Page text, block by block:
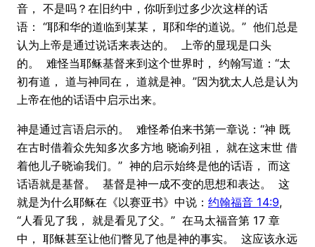
音， 不是吗？在旧约中，你听到过多少次这样的话
语： “耶和华的道临到某某， 耶和华的道说。” 他们总是
认为上帝是通过说话来表达的。 上帝的显现是口头
的。 难怪当耶稣基督来到这个世界时， 约翰写道：“太
初有道， 道与神同在， 道就是神。”因为犹太人总是认为
上帝在他的话语中启示出来。
神是通过言语启示的。 难怪希伯来书第一章说：“神 既
在古时借着众先知多次多方地 晓谕列祖， 就在这末世 借
着他儿子晓谕我们。” 神的启示始终是他的话语， 而这
话语就是基督。 基督是神一成不变的思想和表达。 这
就是为什么耶稣在《以赛亚书》中说： 约翰福音 14:9,
“人看见了我， 就是看见了父。” 在马太福音第 17 章
中， 耶稣甚至让他们瞥见了他是神的事实。 这应该永远